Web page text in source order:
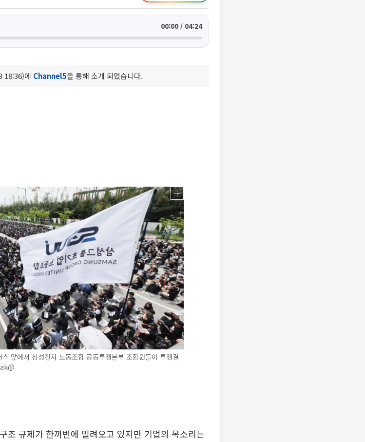
00:00 / 04:24
18:36)에 Channel5을 통해 소개 되었습니다.
앞에서 삼성전자 노동조합 공동투쟁본부 조합원들이 투쟁결
조 규제가 한꺼번에 밀려오고 있지만 기업의 목소리는